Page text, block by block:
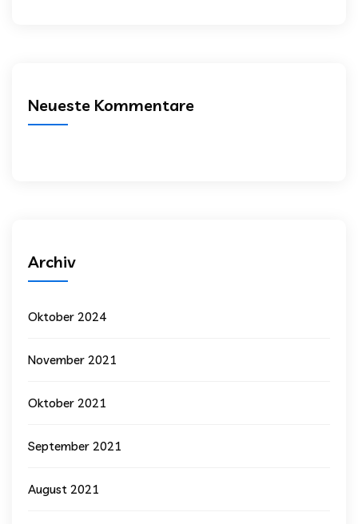
Neueste Kommentare
Archiv
Oktober 2024
November 2021
Oktober 2021
September 2021
August 2021